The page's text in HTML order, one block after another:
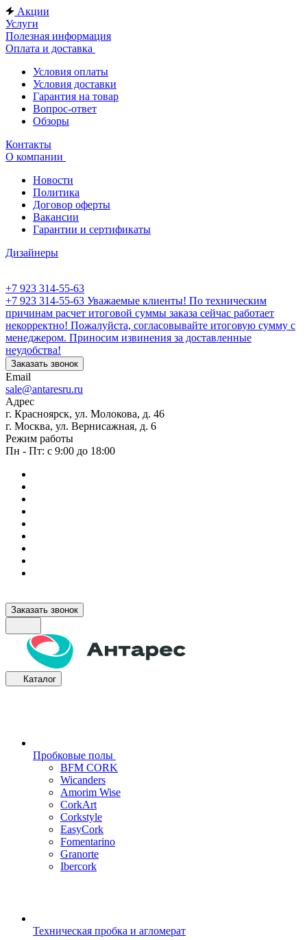
Акции
Услуги
Полезная информация
Оплата и доставка
Условия оплаты
Условия доставки
Гарантия на товар
Вопрос-ответ
Обзоры
Контакты
О компании
Новости
Политика
Договор оферты
Вакансии
Гарантии и сертификаты
Дизайнеры
+7 923 314-55-63
+7 923 314-55-63 Уважаемые клиенты! По техническим
причинам расчет итоговой суммы заказа сейчас работает
некорректно! Пожалуйста, согласовывайте итоговую сумму с
менеджером. Приносим извинения за доставленные
неудобства!
Заказать звонок
Email
sale@antaresru.ru
Адрес
г. Красноярск, ул. Молокова, д. 46
г. Москва, ул. Вернисажная, д. 6
Режим работы
Пн - Пт: с 9:00 до 18:00
Заказать звонок
Каталог
Пробковые полы
BFM CORK
Wicanders
Amorim Wise
CorkArt
Corkstyle
EasyCork
Fomentarino
Granorte
Ibercork
Техническая пробка и агломерат